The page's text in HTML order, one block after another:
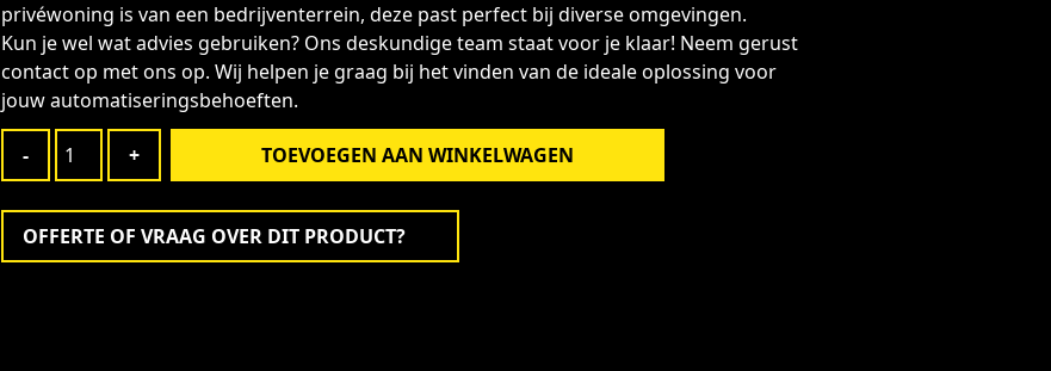
privéwoning is van een bedrijventerrein, deze past perfect bij diverse omgevingen.
Kun je wel wat advies gebruiken? Ons deskundige team staat voor je klaar! Neem gerust
contact op met ons op. Wij helpen je graag bij het vinden van de ideale oplossing voor
jouw automatiseringsbehoeften.
-
600
set
compleet
350T-
+ TOEVOEGEN AAN WINKELWAGEN
OFFERTE OF VRAAG OVER DIT PRODUCT?